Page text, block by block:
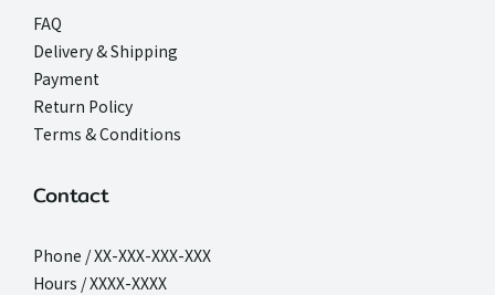
FAQ
Delivery & Shipping
Payment
Return Policy
Terms & Conditions
Contact
Phone / XX-XXX-XXX-XXX
Hours / XXXX-XXXX